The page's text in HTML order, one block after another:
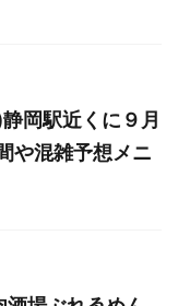
岡駅近くに９月
や混雑予想メニ